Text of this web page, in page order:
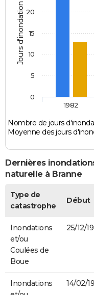
Jours d'inondation
Nombre de jours
Moyenne des jours
1982
0
5
10
15
20
Dernières
naturelle à Branne
Type de
catastrophe
Début
Inondations
et/ou
Coulées de
Boue
25/12/
Inondations
14/02/